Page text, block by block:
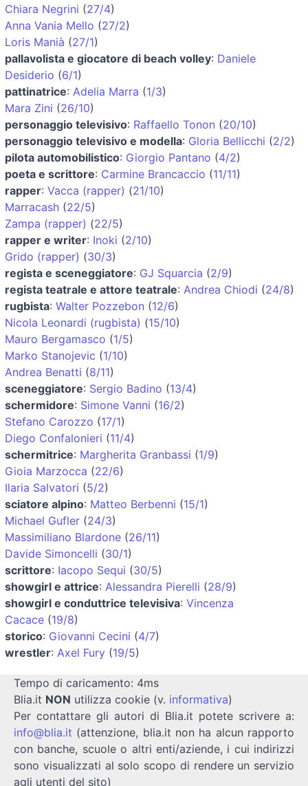
Chiara Negrini (27/4)
Anna Vania Mello (27/2)
Loris Manià (27/1)
pallavolista e giocatore di beach volley: Daniele
Desiderio (6/1)
pattinatrice: Adelia Marra (1/3)
Mara Zini (26/10)
personaggio televisivo: Raffaello Tonon (20/10)
personaggio televisivo e modella: Gloria Bellicchi (2/2)
pilota automobilistico: Giorgio Pantano (4/2)
poeta e scrittore: Carmine Brancaccio (11/11)
rapper: Vacca (rapper) (21/10)
Marracash (22/5)
Zampa (rapper) (22/5)
rapper e writer: Inoki (2/10)
Grido (rapper) (30/3)
regista e sceneggiatore: GJ Squarcia (2/9)
regista teatrale e attore teatrale: Andrea Chiodi (24/8)
rugbista: Walter Pozzebon (12/6)
Nicola Leonardi (rugbista) (15/10)
Mauro Bergamasco (1/5)
Marko Stanojevic (1/10)
Andrea Benatti (8/11)
sceneggiatore: Sergio Badino (13/4)
schermidore: Simone Vanni (16/2)
Stefano Carozzo (17/1)
Diego Confalonieri (11/4)
schermitrice: Margherita Granbassi (1/9)
Gioia Marzocca (22/6)
Ilaria Salvatori (5/2)
sciatore alpino: Matteo Berbenni (15/1)
Michael Gufler (24/3)
Massimiliano Blardone (26/11)
Davide Simoncelli (30/1)
scrittore: Iacopo Sequi (30/5)
showgirl e attrice: Alessandra Pierelli (28/9)
showgirl e conduttrice televisiva: Vincenza
Cacace (19/8)
storico: Giovanni Cecini (4/7)
wrestler: Axel Fury (19/5)
Tempo di caricamento: 4ms
Blia.it NON utilizza cookie (v. informativa)
Per contattare gli autori di Blia.it potete scrivere a:
info@blia.it (attenzione, blia.it non ha alcun rapporto
con banche, scuole o altri enti/aziende, i cui indirizzi
sono visualizzati al solo scopo di rendere un servizio
agli utenti del sito)